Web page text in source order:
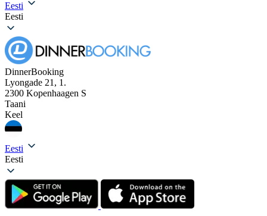
Eesti
Eesti
DinnerBooking
Lyongade 21, 1.
2300 Kopenhaagen S
Taani
Keel
Eesti
Eesti